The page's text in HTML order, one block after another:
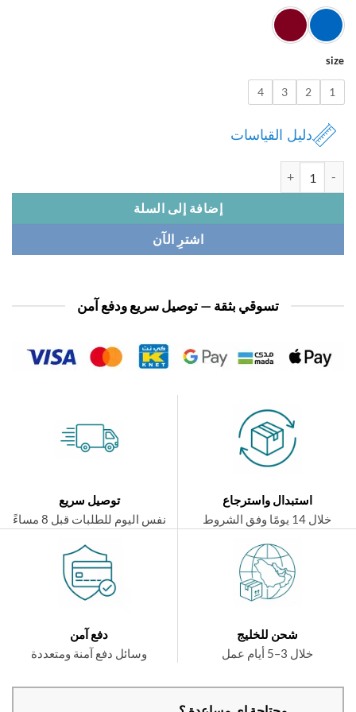
2
3
4
دليل القياسات
إضافة إلى السلة
اشترِ الآن
تسوقي بثقة — توصيل سريع ودفع آمن
استبدال واسترجاع
توصيل سريع
نفس اليوم للطلبات قبل 8 مساءً
شحن للخليج
دفع آمن
وسائل دفع آمنة ومتعددة